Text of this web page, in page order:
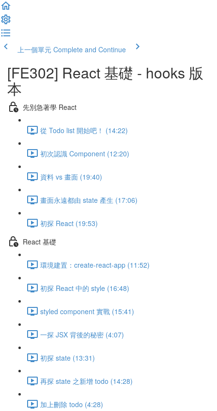
上一個單元 Complete and Continue
[FE302] React 基礎 - hooks 版
本
先別急著學 React
從 Todo list 開始吧！ (14:22)
初次認識 Component (12:20)
資料 vs 畫面 (19:40)
畫面永遠都由 state 產生 (17:06)
初探 React (19:53)
React 基礎
環境建置：create-react-app (11:52)
初探 React 中的 style (16:48)
styled component 實戰 (15:41)
一探 JSX 背後的秘密 (4:07)
初探 state (13:31)
再探 state 之新增 todo (14:28)
加上刪除 todo (4:28)